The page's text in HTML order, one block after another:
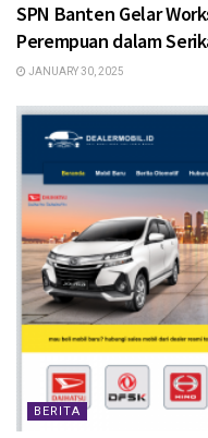
SPN Banten Gelar
Perempuan dalam
JANUARY 30, 2025
BERITA